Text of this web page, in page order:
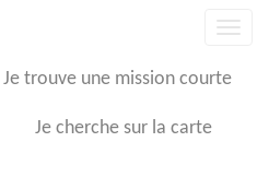
Je trouve une mission courte
Je cherche sur la carte